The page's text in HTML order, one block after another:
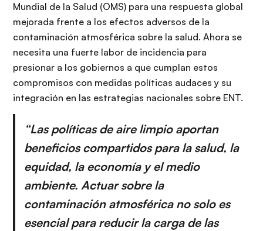
Mundial de la Salud (OMS) para una respuesta global
mejorada frente a los efectos adversos de la
contaminación atmosférica sobre la salud. Ahora se
necesita una fuerte labor de incidencia para
presionar a los gobiernos a que cumplan estos
compromisos con medidas políticas audaces y su
integración en las estrategias nacionales sobre ENT.
“Las políticas de aire limpio aportan
beneficios compartidos para la salud, la
equidad, la economía y el medio
ambiente. Actuar sobre la
contaminación atmosférica no solo es
esencial para reducir la carga de las